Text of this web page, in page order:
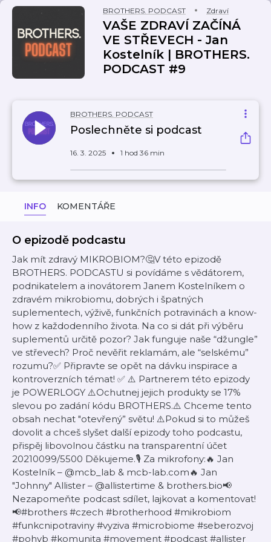
BROTHERS. PODCAST Zdraví
VAŠE ZDRAVÍ ZAČÍNÁ
VE STŘEVECH - Jan
Kostelník | BROTHERS.
PODCAST #9
BROTHERS. PODCAST
Poslechněte si podcast
16. 3. 2025 1 hod 36 min
INFO KOMENTÁŘE
O epizodě podcastu
Jak mít zdravý MIKROBIOM?🤔V této epizodě
BROTHERS. PODCASTU si povídáme s vědátorem,
podnikatelem a inovátorem Janem Kostelníkem o
zdravém mikrobiomu, dobrých i špatných
suplementech, výživě, funkčních potravinách a know-
how z každodenního života. Na co si dát při výběru
suplementů určitě pozor? Jak funguje naše “džungle”
ve střevech? Proč nevěřit reklamám, ale “selskému”
rozumu?✅ Připravte se opět na dávku inspirace a
kontroverzních témat! ✅ ⚠️ Partnerem této epizody
je ⁠⁠POWERLOGY⁠⁠ ⚠️Ochutnej jejich produkty se 17%
slevou po zadání kódu BROTHERS.⚠️ Chceme tento
obsah nechat "otevřený” světu! ⚠️Pokud si to můžeš
dovolit a chceš slyšet další epizody toho podcastu,
přispěj libovolnou částku na transparentní účet
20210099/5500 Děkujeme.🎙 Za mikrofony:🔥 Jan
Kostelník – @mcb_lab & mcb-lab.com🔥 Jan
"Johnny" Allister – ⁠⁠⁠⁠⁠⁠⁠@allistertime⁠⁠⁠⁠⁠⁠⁠ & ⁠⁠brothers.bio⁠⁠⁠⁠⁠⁠⁠⁠⁠⁠⁠⁠⁠⁠⁠⁠⁠⁠⁠⁠📢
Nezapomeňte podcast sdílet, lajkovat a komentovat!
📢#brothers #czech #brotherhood #mikrobiom
#funkcnipotraviny #vyziva #microbiome #seberozvoj
#pohyb #komunita #movement #podcast #allister